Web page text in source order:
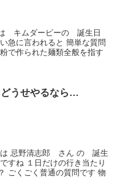
は キムダービーの 誕生日
に言われると 簡単な質問
で作られた麺類全般を指す
うせやるなら…
は 忌野清志郎 さん の 誕生
すね １日だけの行き当たり
ごくごく普通の質問です 物